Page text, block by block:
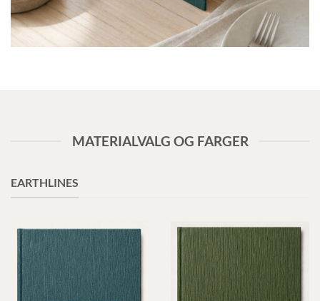
MATERIALVALG OG FARGER
EARTHLINES